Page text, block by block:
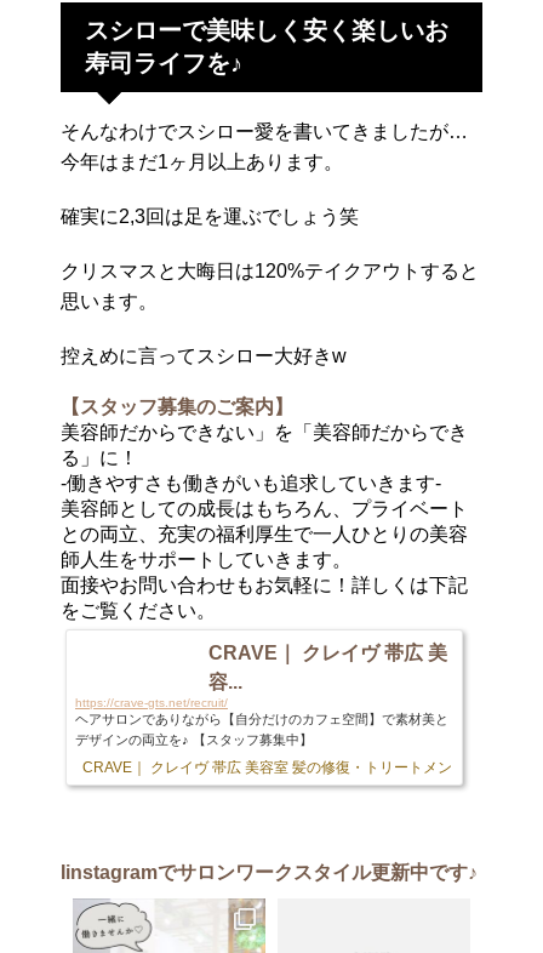
スシローで美味しく安く楽しいお
寿司ライフを♪
そんなわけでスシロー愛を書いてきましたが…
今年はまだ1ヶ月以上あります。
確実に2,3回は足を運ぶでしょう笑
クリスマスと大晦日は120%テイクアウトすると
思います。
控えめに言ってスシロー大好きw
【スタッフ募集のご案内】
美容師だからできない」を「美容師だからでき
る」に！
-働きやすさも働きがいも追求していきます-
美容師としての成長はもちろん、プライベート
との両立、充実の福利厚生で一人ひとりの美容
師人生をサポートしていきます。
面接やお問い合わせもお気軽に！詳しくは下記
をご覧ください。
CRAVE｜ クレイヴ 帯広 美
容...
https://crave-gts.net/recruit/
ヘアサロンでありながら【自分だけのカフェ空間】で素材美と
デザインの両立を♪ 【スタッフ募集中】
CRAVE｜ クレイヴ 帯広 美容室 髪の修復・トリートメント専門店
Iinstagramでサロンワークスタイル更新中です♪